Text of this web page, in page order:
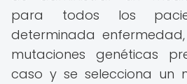
para todos los
determinada
mutaciones genéticas
caso y se selecciona un